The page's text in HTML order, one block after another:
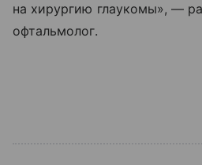
на хирургию глаукомы», —
офтальмолог.